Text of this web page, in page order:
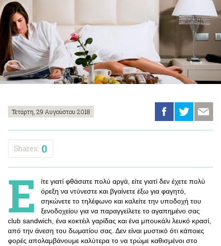
Τετάρτη, 29 Αυγούστου 2018
Shares: 0
Ε
ίτε γιατί φθάσατε πολύ αργά, είτε γιατί δεν έχετε πολύ
όρεξη να ντύνεστε και βγαίνετε έξω για φαγητό,
σηκώνετε το τηλέφωνο και καλείτε την υποδοχή του
ξενοδοχείου για να παραγγείλετε το αγαπημένο σας
club sandwich, ένα κοκτέιλ γαρίδας και ένα μπουκάλι λευκό κρασί,
από την άνεση του δωματίου σας. Δεν είναι μυστικό ότι κάποιες
φορές απολαμβάνουμε καλύτερα το να τρώμε καθισμένοι στο